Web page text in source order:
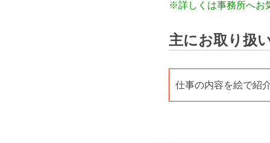
※詳しくは事務所へお
主にお取り扱
仕事の内容を絵で紹